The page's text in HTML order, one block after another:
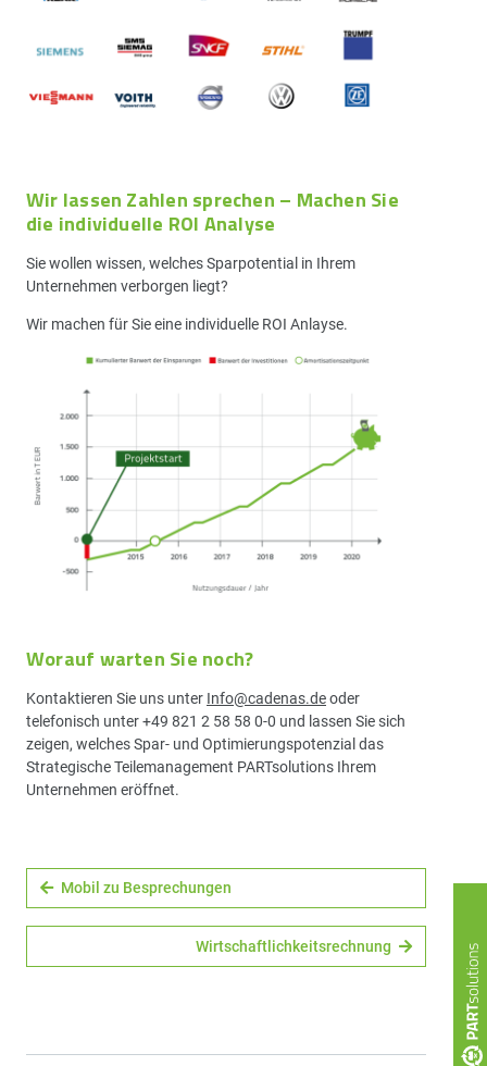
Wir lassen Zahlen sprechen – Machen Sie
die individuelle ROI Analyse
Sie wollen wissen, welches Sparpotential in Ihrem
Unternehmen verborgen liegt?
Wir machen für Sie eine individuelle ROI Anlayse.
Worauf warten Sie noch?
Kontaktieren Sie uns unter Info@cadenas.deoder
telefonisch unter +49 821 2 58 58 0-0 und lassen Sie sich
zeigen, welches Spar- und Optimierungspotenzial das
Strategische Teilemanagement PARTsolutions Ihrem
Unternehmen eröffnet.
Mobil zu Besprechungen
Wirtschaftlichkeitsrechnung